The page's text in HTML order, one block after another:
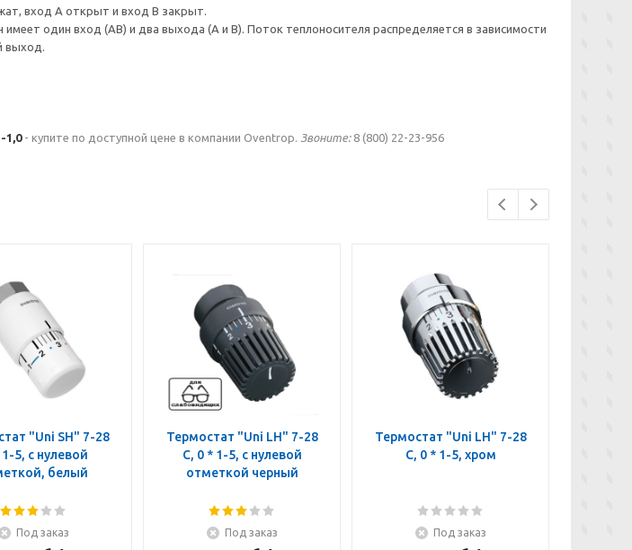
вход A открыт и вход В закрыт.
один вход (AB) и два выхода (A и B). Поток теплоносителя распределяется в зависимости
выход.
1,0- купите по доступной цене в компании Oventrop. Звоните:8 (800) 22-23-956
"Uni SH" 7-28
1-5, с нулевой
белый
Под заказ
Термостат "Uni LH" 7-28
C, 0 * 1-5, с нулевой
отметкой черный
Под заказ
Термостат "Uni LH" 7-28
C, 0 * 1-5, хром
Под заказ